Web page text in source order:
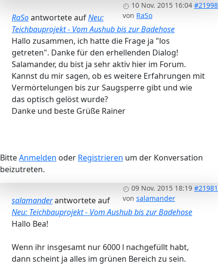
10 Nov. 2015 16:04 #21998
von RaSo
RaSoantwortete aufNeu:
Teichbauprojekt - Vom Aushub bis zur Badehose
Hallo zusammen, ich hatte die Frage ja "los
getreten". Danke für den erhellenden Dialog!
Salamander, du bist ja sehr aktiv hier im Forum.
Kannst du mir sagen, ob es weitere Erfahrungen mit
Vermörtelungen bis zur Saugsperre gibt und wie
das optisch gelöst wurde?
Danke und beste Grüße Rainer
BitteAnmelden oder Registrieren um der Konversation
beizutreten.
09 Nov. 2015 18:19 #21981
von salamander
salamanderantwortete auf
Neu: Teichbauprojekt - Vom Aushub bis zur Badehose
Hallo Bea!
Wenn ihr insgesamt nur 6000 l nachgefüllt habt,
dann scheint ja alles im grünen Bereich zu sein.